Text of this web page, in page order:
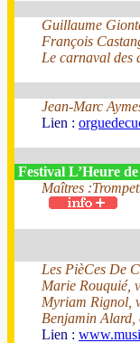
Guillaume
François
Le carnaval des
Jean-Marc
Lien :
Festival L’Heure
Maîtres
Les PièCes De
Marie Rouquié,
Myriam Rignol,
Benjamin Alard,
Lien :